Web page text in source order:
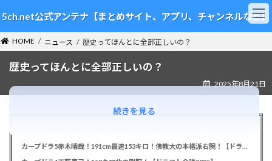
ン
テ
ン
ツ
ビ
ゲ
ー
シ
5ch.net公式アンテナ【まとめサイト、アプリ、チャンネルなど】
HOME ニュース 歴史ってほんとに全部正しいの？
歴史ってほんとに全部正しいの？
2025年8月21日
カープドラ5赤木晴哉！191cm最速153キロ！佛教大の本格派右腕！【ドラフト会議2025】
続きを見る